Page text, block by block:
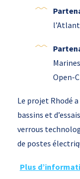
Open-C
Le projet Rhodé a
bassins et
verrous
de postes
Plus